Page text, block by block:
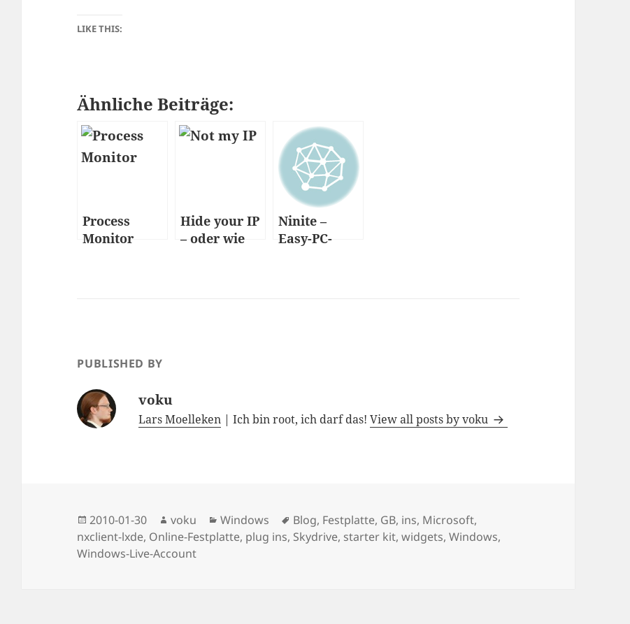
LIKE THIS:
Ähnliche Beiträge:
Process
Monitor
Hide your IP
– oder wie
Ninite –
Easy-PC-
PUBLISHED BY
voku
Lars Moelleken | Ich bin root, ich darf das!View all posts by voku
Posted
on
2010-01-30 Author
voku Categories
Windows Tags
Blog, Festplatte, GB, ins, Microsoft,
nxclient-lxde, Online-Festplatte, plug ins, Skydrive, starter kit,widgets,Windows,
Windows-Live-Account